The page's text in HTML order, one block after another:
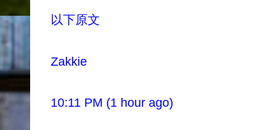
以下原文
Zakkie
10:11 PM (1 hour ago)